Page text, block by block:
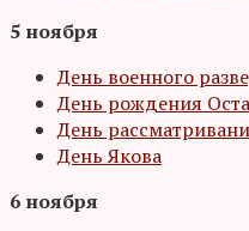
5 ноября
День военного
День рождения
День
День Якова
6 ноября